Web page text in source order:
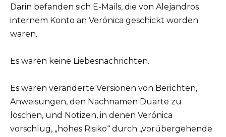
Darin befanden sich E-Mails, die von Alejandros
internem Konto an Verónica geschickt worden
waren.
Es waren keine Liebesnachrichten.
Es waren veränderte Versionen von Berichten,
Anweisungen, den Nachnamen Duarte zu
löschen, und Notizen, in denen Verónica
vorschlug, „hohes Risiko“ durch „vorübergehende